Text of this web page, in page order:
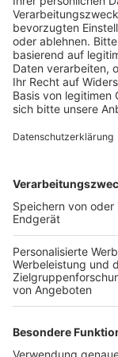
ansehen.
Veröffentlicht:
Anzeige
Die Stadt
Vorkaufsrecht
den Weg
wieder
seit Jahren
ehemaligen
anzusiedeln,
den
Schritt